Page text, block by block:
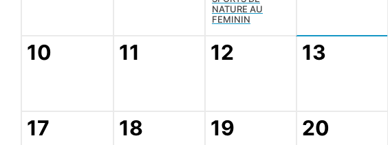
NATURE AU
FEMININ
10 11 12 13
17 18 19 20